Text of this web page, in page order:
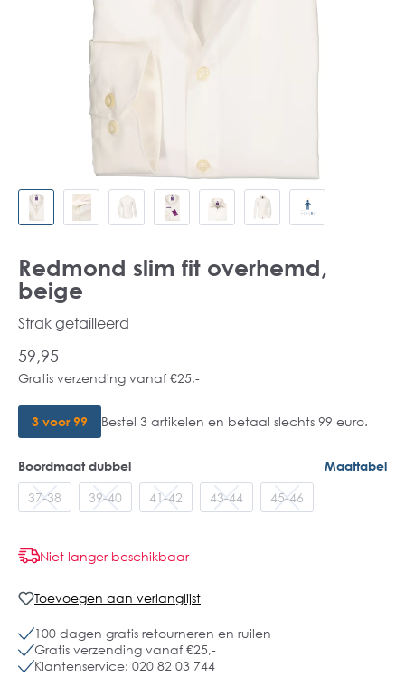
Redmond slim fit overhemd,
beige
Strak getailleerd
59,95
Gratis verzending vanaf €25,-
3 voor 99 Bestel 3 artikelen en betaal slechts 99 euro.
Boordmaat dubbel Maattabel
37-38 39-40 41-42 43-44 45-46
Niet langer beschikbaar
Toevoegen aan verlanglijst
100 dagen gratis retourneren en ruilen
Gratis verzending vanaf €25,-
Klantenservice: 020 82 03 744